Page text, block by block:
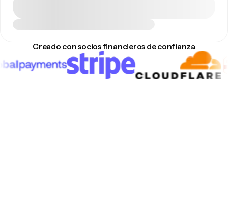
Creado con socios financieros de confianza